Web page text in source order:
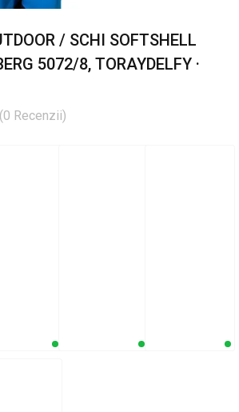
/ SCHI SOFTSHELL
5072/8, TORAYDELFY ·
(0 Recenzii)